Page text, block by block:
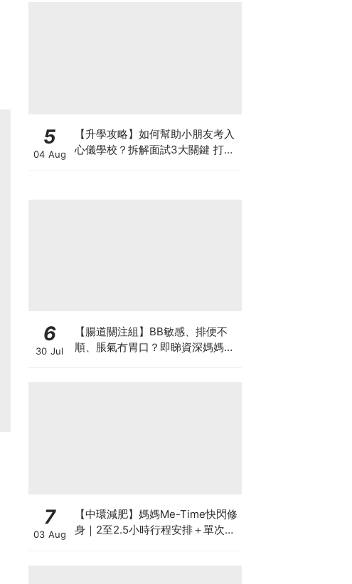
5
04 Aug
【升學攻略】如何幫助小朋友考入
心儀學校？拆解面試3大關鍵 打好
6
30 Jul
【腸道關注組】BB敏感、排便不
順、脹氣冇胃口？即睇資深媽媽分
7
03 Aug
【中環減肥】媽媽Me-Time快閃修
身｜2至2.5小時行程安排＋單次收